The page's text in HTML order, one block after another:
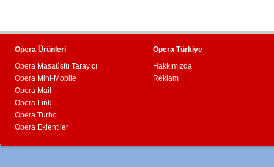
Opera Ürünleri
Opera Masaüstü Tarayıcı
Opera Mini-Mobile
Opera Mail
Opera Link
Opera Turbo
Opera Eklentiler
Opera Türkiye
Hakkımızda
Reklam